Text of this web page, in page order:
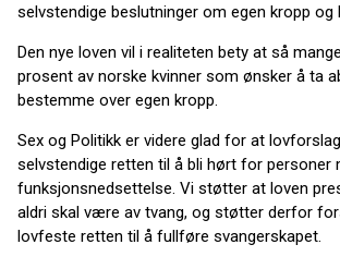
selvstendige beslutninger om egen kropp og
Den nye loven vil i realiteten bety at så
prosent av norske kvinner som ønsker å ta
bestemme over egen kropp.
Sex og Politikk er videre glad for at
selvstendige retten til å bli hørt for personer
funksjonsnedsettelse. Vi støtter at loven
aldri skal være av tvang, og støtter derfor
lovfeste retten til å fullføre svangerskapet.